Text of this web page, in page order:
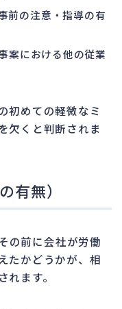
前の注意・指導の有
案における他の従業
初めての軽微なミ
欠くと判断されま
有無）
の前に会社が労働
たかどうかが、相
ます。